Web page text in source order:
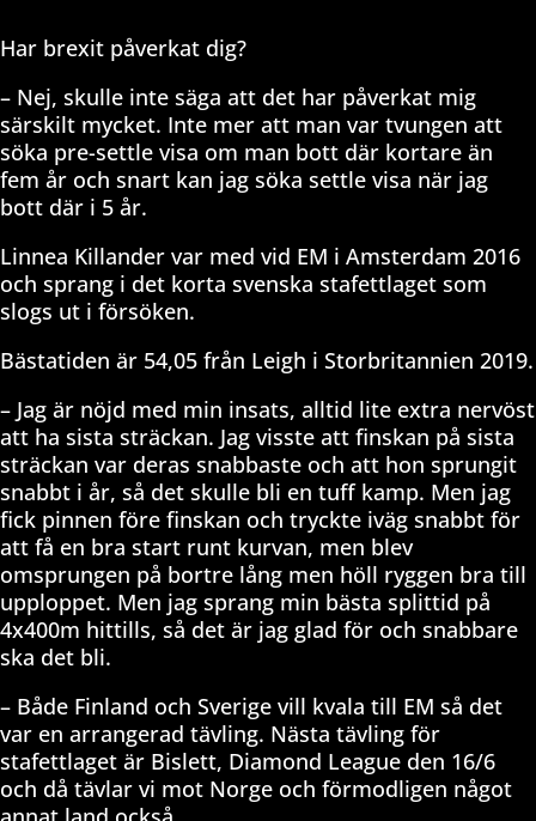
Har brexit påverkat dig?
– Nej, skulle inte säga att det har påverkat mig
särskilt mycket. Inte mer att man var tvungen att
söka pre-settle visa om man bott där kortare än
fem år och snart kan jag söka settle visa när jag
bott där i 5 år.
Linnea Killander var med vid EM i Amsterdam 2016
och sprang i det korta svenska stafettlaget som
slogs ut i försöken.
Bästatiden är 54,05 från Leigh i Storbritannien 2019.
– Jag är nöjd med min insats, alltid lite extra nervöst
att ha sista sträckan. Jag visste att finskan på sista
sträckan var deras snabbaste och att hon sprungit
snabbt i år, så det skulle bli en tuff kamp. Men jag
fick pinnen före finskan och tryckte iväg snabbt för
att få en bra start runt kurvan, men blev
omsprungen på bortre lång men höll ryggen bra till
upploppet. Men jag sprang min bästa splittid på
4x400m hittills, så det är jag glad för och snabbare
ska det bli.
– Både Finland och Sverige vill kvala till EM så det
var en arrangerad tävling. Nästa tävling för
stafettlaget är Bislett, Diamond League den 16/6
och då tävlar vi mot Norge och förmodligen något